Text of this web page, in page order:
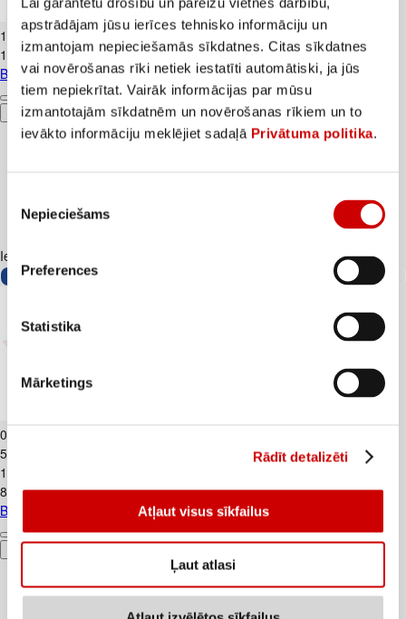
apstrādājam jūsu ierīces tehnisko informāciju un
izmantojam nepieciešamās sīkdatnes. Citas sīkdatnes
vai novērošanas rīki netiek iestatīti automātiski, ja jūs
tiem nepiekrītat. Vairāk informācijas par mūsu
izmantotajām sīkdatnēm un novērošanas rīkiem un to
ievākto informāciju meklējiet sadaļā Privātuma politika.
izvēle
Nepieciešams
Preferences
Statistika
Mārketings
Rādīt detalizēti
Atļaut visus sīkfailus
Ļaut atlasi
Banāni CAVENDISH kg
1
19€
1,19€/kg
Banāni CAVENDISH kg
Pievienot
Iesakām ar
0
5,5€/kg
1
8,83€/kg
Biezpiens 9% VALMIERA 180g